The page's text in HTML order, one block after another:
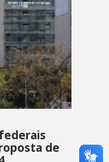
de